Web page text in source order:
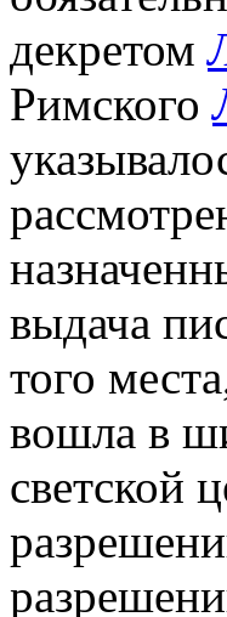
декретом
Римского
выдача
того
вошла в
светской